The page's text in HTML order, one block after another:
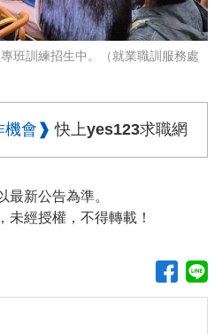
班訓練招生中。（就業職訓服務處
機會❱ 快上yes123求職網
新公告為準。
未經授權，不得轉載！